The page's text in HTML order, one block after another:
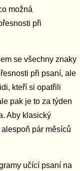
možná
při
se všechny znaky
při psaní, ale
kteří si opatřili
pak je to za týden
Aby klasický
pár měsíců
učící psaní na